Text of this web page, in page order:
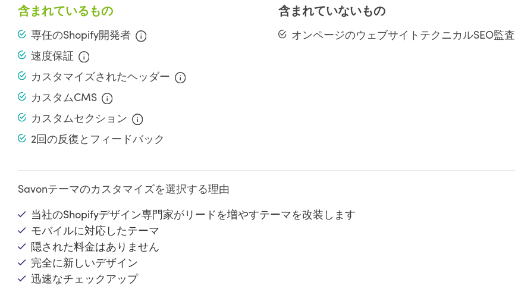
含まれているもの
専任のShopify開発者
速度保証
カスタマイズされたヘッダー
カスタムCMS
カスタムセクション
2回の反復とフィードバック
含まれていないもの
オンページのウェブサイトテクニカルSEO監査
Savonテーマのカスタマイズを選択する理由
当社のShopifyデザイン専門家がリードを増やすテーマを改装します
モバイルに対応したテーマ
隠された料金はありません
完全に新しいデザイン
迅速なチェックアップ